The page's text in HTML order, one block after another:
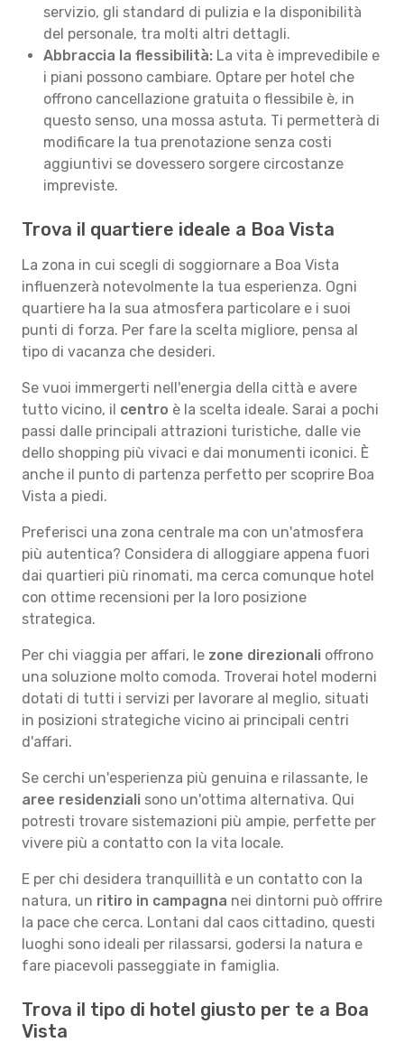
servizio, gli standard di pulizia e la disponibilità
del personale, tra molti altri dettagli.
Abbraccia la flessibilità: La vita è imprevedibile e
i piani possono cambiare. Optare per hotel che
offrono cancellazione gratuita o flessibile è, in
questo senso, una mossa astuta. Ti permetterà di
modificare la tua prenotazione senza costi
aggiuntivi se dovessero sorgere circostanze
impreviste.
Trova il quartiere ideale a Boa Vista
La zona in cui scegli di soggiornare a Boa Vista
influenzerà notevolmente la tua esperienza. Ogni
quartiere ha la sua atmosfera particolare e i suoi
punti di forza. Per fare la scelta migliore, pensa al
tipo di vacanza che desideri.
Se vuoi immergerti nell'energia della città e avere
tutto vicino, il centro è la scelta ideale. Sarai a pochi
passi dalle principali attrazioni turistiche, dalle vie
dello shopping più vivaci e dai monumenti iconici. È
anche il punto di partenza perfetto per scoprire Boa
Vista a piedi.
Preferisci una zona centrale ma con un'atmosfera
più autentica? Considera di alloggiare appena fuori
dai quartieri più rinomati, ma cerca comunque hotel
con ottime recensioni per la loro posizione
strategica.
Per chi viaggia per affari, le zone direzionali offrono
una soluzione molto comoda. Troverai hotel moderni
dotati di tutti i servizi per lavorare al meglio, situati
in posizioni strategiche vicino ai principali centri
d'affari.
Se cerchi un'esperienza più genuina e rilassante, le
aree residenziali sono un'ottima alternativa. Qui
potresti trovare sistemazioni più ampie, perfette per
vivere più a contatto con la vita locale.
E per chi desidera tranquillità e un contatto con la
natura, un ritiro in campagna nei dintorni può offrire
la pace che cerca. Lontani dal caos cittadino, questi
luoghi sono ideali per rilassarsi, godersi la natura e
fare piacevoli passeggiate in famiglia.
Trova il tipo di hotel giusto per te a Boa
Vista